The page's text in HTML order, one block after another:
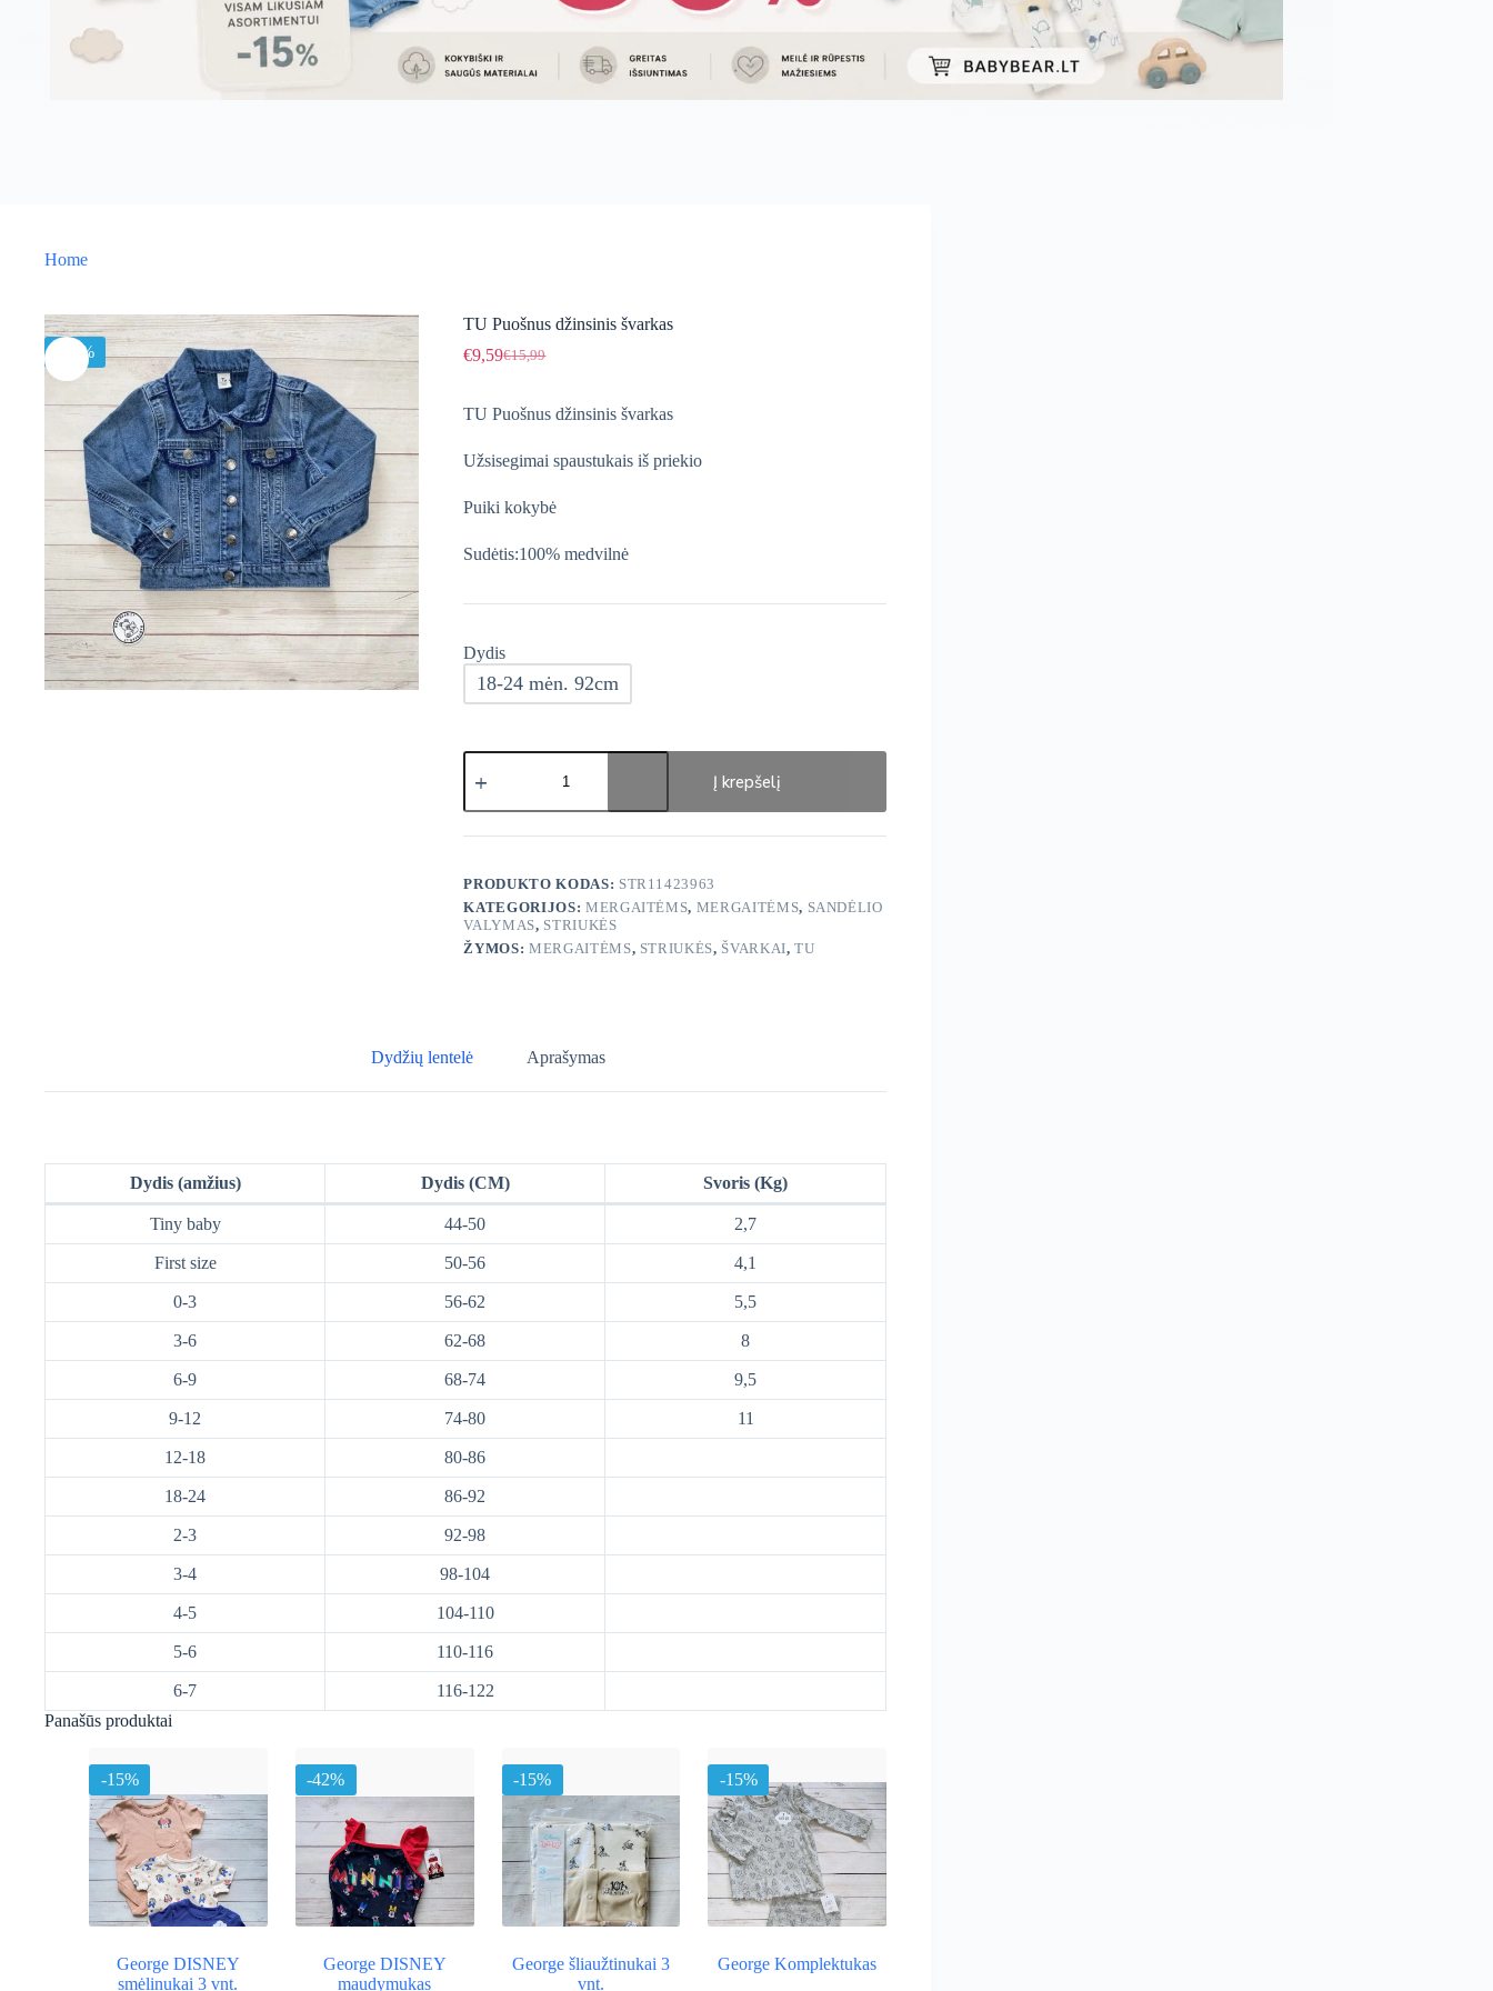
Home
-40%
TU Puošnus džinsinis švarkas
€15,99
Original
was:
€15,99.
€9,59Current
€9,59.
TU Puošnus džinsinis švarkas
Užsisegimai spaustukais iš priekio
Puiki kokybė
Sudėtis:100% medvilnė
Dydis
18-24 mėn. 92cm
produkto
kiekis:
Puošnus
džinsinis
Į krepšelį
PRODUKTO KODAS: STR11423963
KATEGORIJOS: MERGAITĖMS, MERGAITĖMS, SANDĖLIO
VALYMAS, STRIUKĖS
ŽYMOS:MERGAITĖMS, STRIUKĖS, ŠVARKAI,TU
Dydžių lentelė Aprašymas
Dydis (amžius) Dydis (CM) Svoris (Kg)
Tiny baby 44-50 2,7
First size 50-56 4,1
0-3 56-62 5,5
3-6 62-68 8
6-9 68-74 9,5
9-12 74-80 11
12-18 80-86
18-24 86-92
2-3 92-98
3-4 98-104
4-5 104-110
5-6 110-116
6-7
116-122
Panašūs produktai
-15%
George DISNEY
smėlinukai 3 vnt.
-42%
George DISNEY
maudymukas
-15%
George šliaužtinukai 3
vnt.
-15%
George Komplektukas